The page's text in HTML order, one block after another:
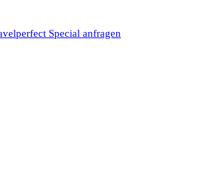
Special anfragen